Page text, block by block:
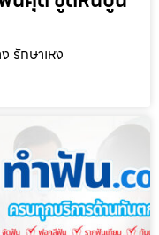
รักษาเหง